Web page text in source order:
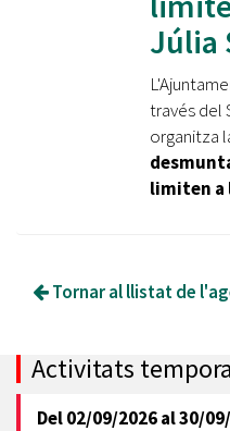
Júlia
través del
organitza
limiten a
Tornar al llistat de
Activitats
Del02/09/2026al30/